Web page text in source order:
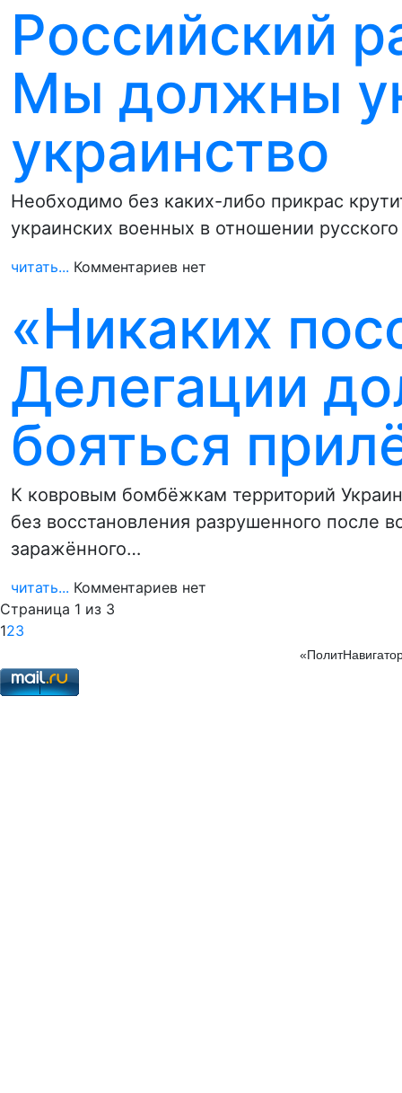
Российский
Мы должны
украинство
Необходимо без каких-либо прикрас
украинских военных в отношении
читать... Комментариев нет
«Никаких
Делегации
бояться
К ковровым бомбёжкам территорий
без восстановления разрушенного после
заражённого…
читать... Комментариев нет
Страница 1 из 3
123